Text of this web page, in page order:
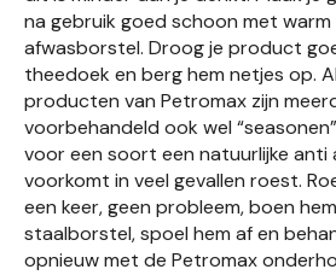
na gebruik goed schoon met
afwasborstel. Droog je product
theedoek en berg hem netjes op.
producten van Petromax zijn
voorbehandeld ook wel
voor een soort een natuurlijke anti
voorkomt in veel gevallen roest.
een keer, geen probleem, boen
staalborstel, spoel hem af en
opnieuw met de Petromax